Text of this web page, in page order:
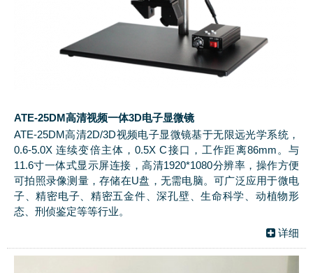
ATE-25DM高清视频一体3D电子显微镜
ATE-25DM高清2D/3D视频电子显微镜基于无限远光学系统，
0.6-5.0X 连续变倍主体，0.5X C接口，工作距离86mm。与
11.6寸一体式显示屏连接，高清1920*1080分辨率，操作方便
可拍照录像测量，存储在U盘，无需电脑。可广泛应用于微电
子、精密电子、精密五金件、深孔壁、生命科学、动植物形
态、刑侦鉴定等等行业。
详细